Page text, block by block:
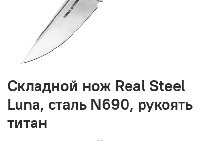
Складной нож Real Steel
Luna, сталь N690, рукоять
титан